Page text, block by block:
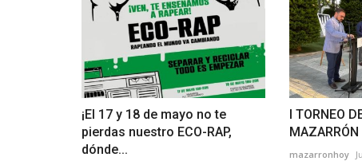
¡El 17 y 18 de mayo no te
pierdas nuestro ECO-RAP,
dónde...
I TORNEO
MAZARRÓN
mazarronhoy